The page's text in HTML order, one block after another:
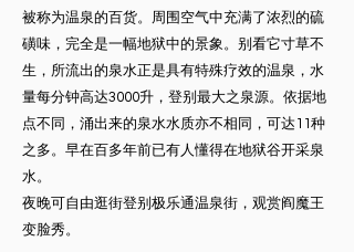
被称为温泉的百货。周围空气中充满了浓烈的硫
磺味，完全是一幅地狱中的景象。别看它寸草不
生，所流出的泉水正是具有特殊疗效的温泉，水
量每分钟高达3000升，登别最大之泉源。依据地
点不同，涌出来的泉水水质亦不相同，可达11种
之多。早在百多年前已有人懂得在地狱谷开采泉
水。
夜晚可自由逛街登别极乐通温泉街，观赏阎魔王
变脸秀。